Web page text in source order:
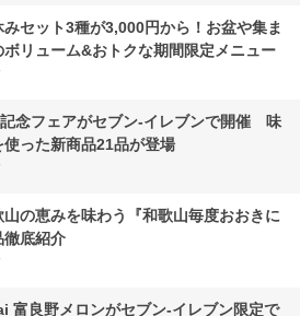
みセット3種が3,000円から！お盆や集ま
ボリューム&おトクな期間限定メニュー
念フェアがセブン-イレブンで開催 味
使った新商品21品が登場
山の恵みを味わう『和歌山毎度おおきに
徹底紹介
富良野メロンがセブン‐イレブン限定で